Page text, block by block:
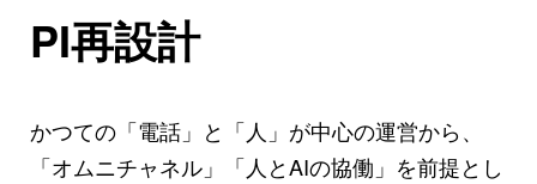
PI再設計
かつての「電話」と「人」が中心の運営から、
「オムニチャネル」「人とAIの協働」を前提とし